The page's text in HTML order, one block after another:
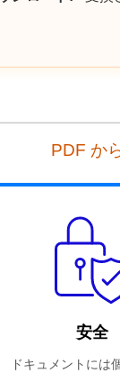
PDF か
安全
ドキュメントには